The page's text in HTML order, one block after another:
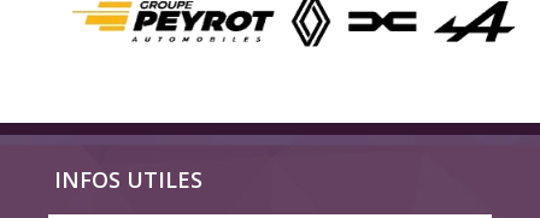
INFOS UTILES